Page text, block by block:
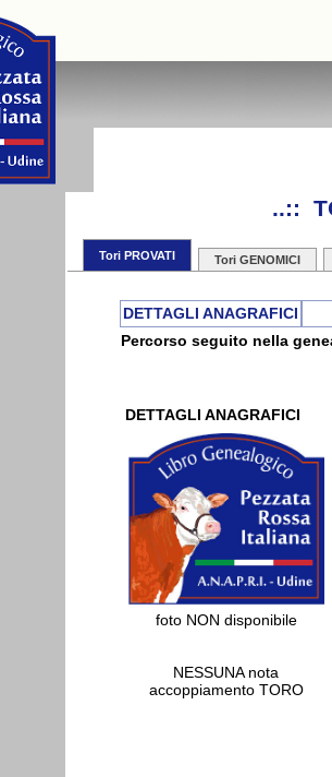
..::
Tori PROVATI Tori GENOMICI
DETTAGLI ANAGRAFICI
Percorso seguito nella
DETTAGLI ANAGRAFICI
foto NON disponibile
NESSUNA nota
accoppiamento TORO